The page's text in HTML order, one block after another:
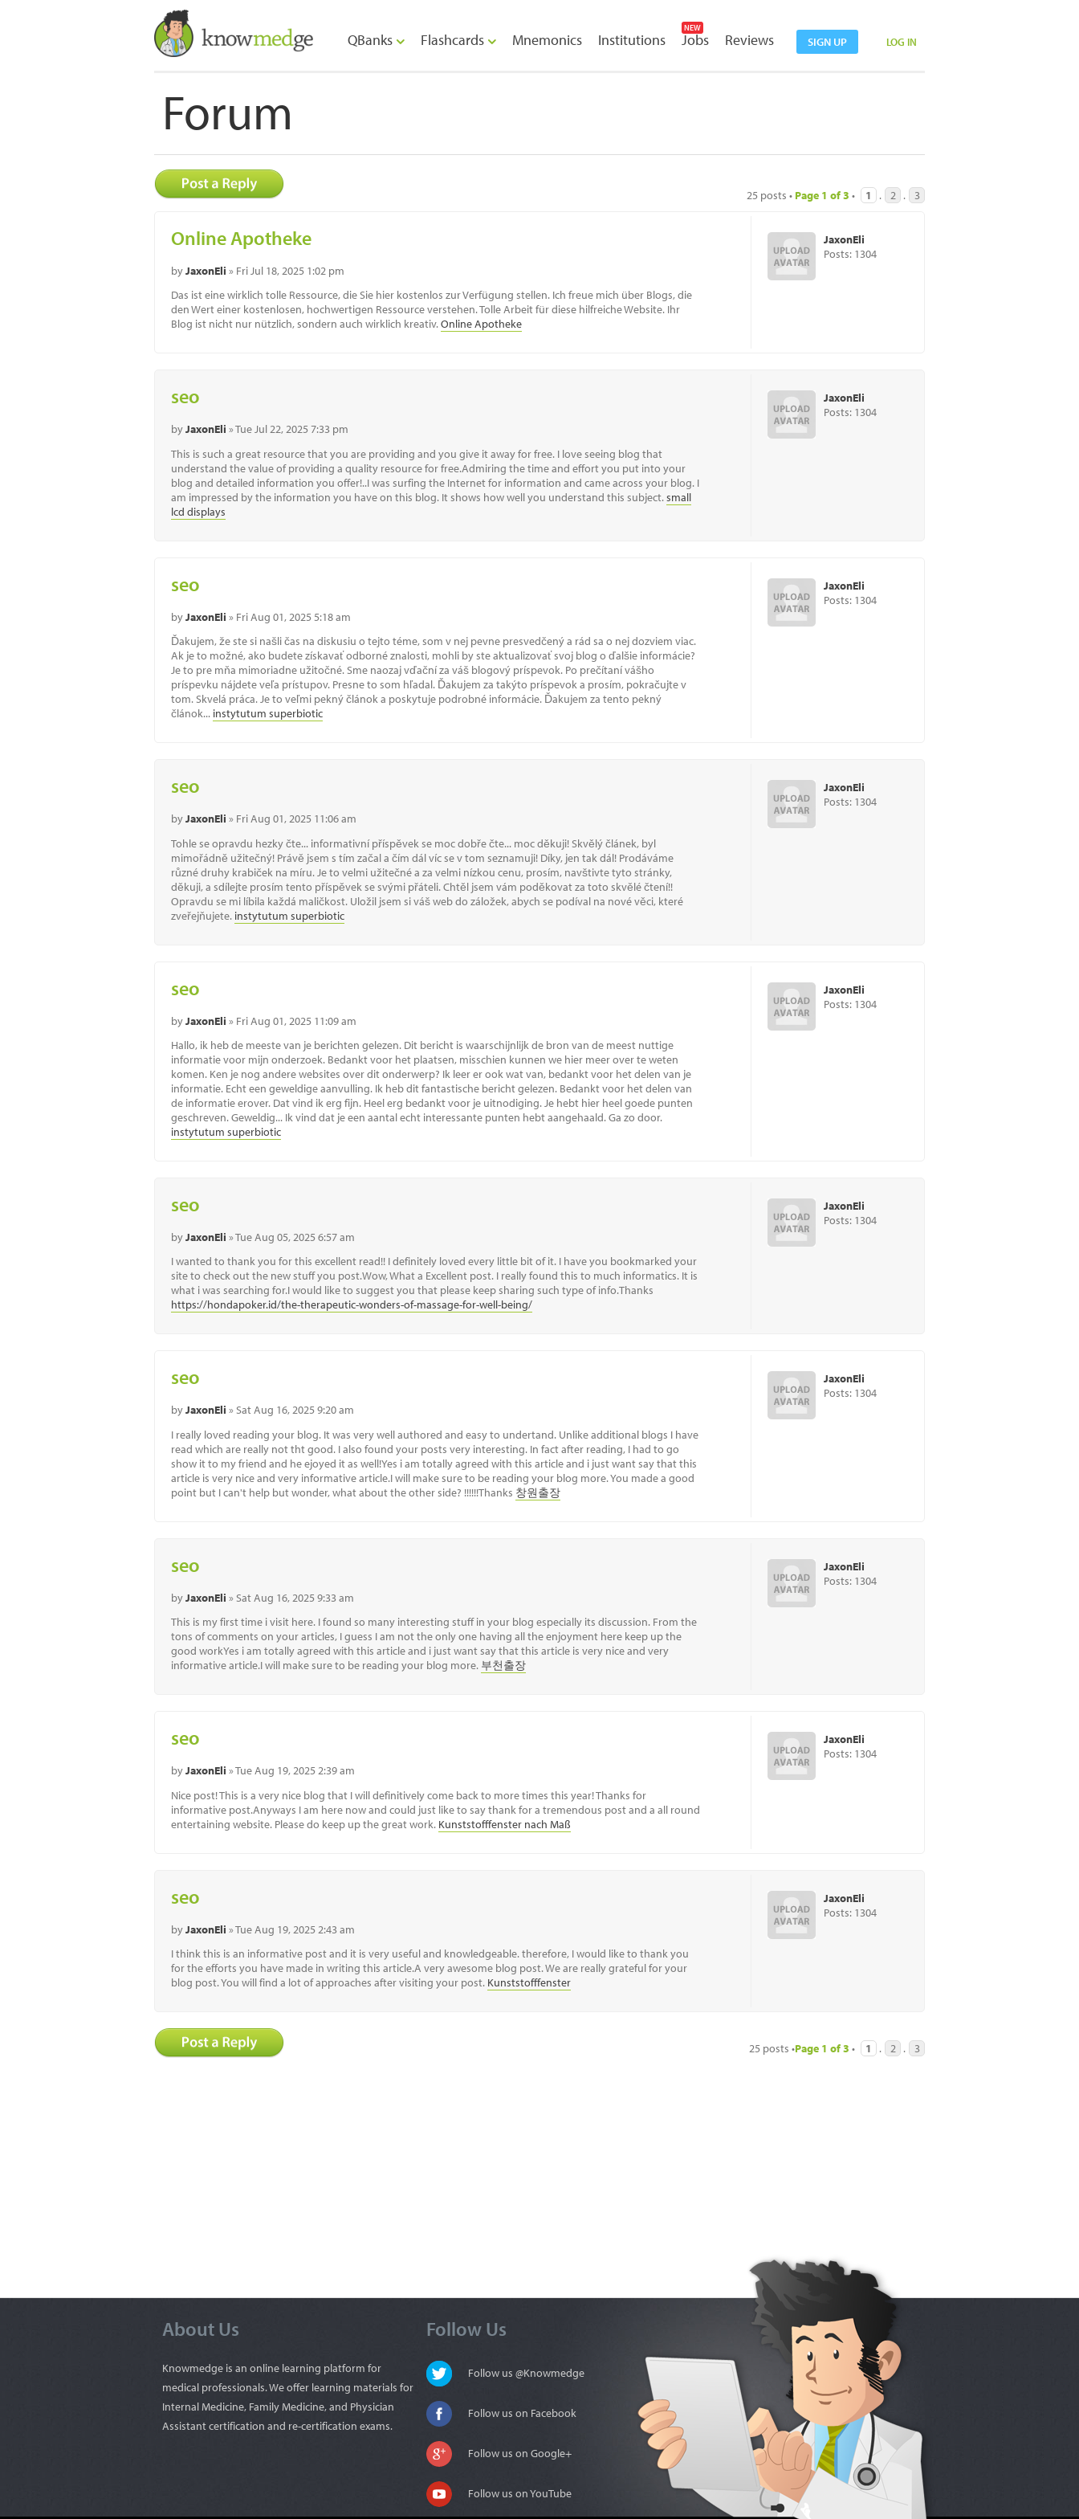
SIGN UP LOG IN
QBanks Flashcards Mnemonics Institutions
NEW
Jobs Reviews
Forum
25 posts • Page 1 of3 • 1 . 2 . 3
Online Apotheke
byJaxonEli » Fri Jul 18, 2025 1:02 pm
Das ist eine wirklich tolle Ressource, die Sie hier kostenlos zur Verfügung stellen. Ich freue mich über Blogs, die
den Wert einer kostenlosen, hochwertigen Ressource verstehen. Tolle Arbeit für diese hilfreiche Website. Ihr
Blog ist nicht nur nützlich, sondern auch wirklich kreativ.Online Apotheke
JaxonEli
Posts: 1304
seo
byJaxonEli » Tue Jul 22, 2025 7:33 pm
This is such a great resource that you are providing and you give it away for free. I love seeing blog that
understand the value of providing a quality resource for free.Admiring the time and effort you put into your
blog and detailed information you offer!..I was surfing the Internet for information and came across your blog. I
am impressed by the information you have on this blog. It shows how well you understand this subject.small
lcd displays
JaxonEli
Posts: 1304
seo
byJaxonEli » Fri Aug 01, 2025 5:18 am
Ďakujem, že ste si našli čas na diskusiu o tejto téme, som v nej pevne presvedčený a rád sa o nej dozviem viac.
Ak je to možné, ako budete získavať odborné znalosti, mohli by ste aktualizovať svoj blog o ďalšie informácie?
Je to pre mňa mimoriadne užitočné. Sme naozaj vďační za váš blogový príspevok. Po prečítaní vášho
príspevku nájdete veľa prístupov. Presne to som hľadal. Ďakujem za takýto príspevok a prosím, pokračujte v
tom. Skvelá práca. Je to veľmi pekný článok a poskytuje podrobné informácie. Ďakujem za tento pekný
článok... instytutum superbiotic
JaxonEli
Posts: 1304
seo
byJaxonEli » Fri Aug 01, 2025 11:06 am
Tohle se opravdu hezky čte... informativní příspěvek se moc dobře čte... moc děkuji! Skvělý článek, byl
mimořádně užitečný! Právě jsem s tím začal a čím dál víc se v tom seznamuji! Díky, jen tak dál! Prodáváme
různé druhy krabiček na míru. Je to velmi užitečné a za velmi nízkou cenu, prosím, navštivte tyto stránky,
děkuji, a sdílejte prosím tento příspěvek se svými přáteli. Chtěl jsem vám poděkovat za toto skvělé čtení!!
Opravdu se mi líbila každá maličkost. Uložil jsem si váš web do záložek, abych se podíval na nové věci, které
zveřejňujete. instytutum superbiotic
JaxonEli
Posts: 1304
seo
byJaxonEli » Fri Aug 01, 2025 11:09 am
Hallo, ik heb de meeste van je berichten gelezen. Dit bericht is waarschijnlijk de bron van de meest nuttige
informatie voor mijn onderzoek. Bedankt voor het plaatsen, misschien kunnen we hier meer over te weten
komen. Ken je nog andere websites over dit onderwerp? Ik leer er ook wat van, bedankt voor het delen van je
informatie. Echt een geweldige aanvulling. Ik heb dit fantastische bericht gelezen. Bedankt voor het delen van
de informatie erover. Dat vind ik erg fijn. Heel erg bedankt voor je uitnodiging. Je hebt hier heel goede punten
geschreven. Geweldig... Ik vind dat je een aantal echt interessante punten hebt aangehaald. Ga zo door.
instytutum superbiotic
JaxonEli
Posts: 1304
seo
byJaxonEli » Tue Aug 05, 2025 6:57 am
I wanted to thank you for this excellent read!! I definitely loved every little bit of it. I have you bookmarked your
site to check out the new stuff you post.Wow, What a Excellent post. I really found this to much informatics. It is
what i was searching for.I would like to suggest you that please keep sharing such type of info.Thanks
https://hondapoker.id/the-therapeutic-wonders-of-massage-for-well-being/
JaxonEli
Posts: 1304
seo
byJaxonEli » Sat Aug 16, 2025 9:20 am
I really loved reading your blog. It was very well authored and easy to undertand. Unlike additional blogs I have
read which are really not tht good. I also found your posts very interesting. In fact after reading, I had to go
show it to my friend and he ejoyed it as well!Yes i am totally agreed with this article and i just want say that this
article is very nice and very informative article.I will make sure to be reading your blog more. You made a good
point but I can't help but wonder, what about the other side? !!!!!!Thanks 창원출장
JaxonEli
Posts: 1304
seo
byJaxonEli » Sat Aug 16, 2025 9:33 am
This is my first time i visit here. I found so many interesting stuff in your blog especially its discussion. From the
tons of comments on your articles, I guess I am not the only one having all the enjoyment here keep up the
good workYes i am totally agreed with this article and i just want say that this article is very nice and very
informative article.I will make sure to be reading your blog more. 부천출장
JaxonEli
Posts: 1304
seo
byJaxonEli » Tue Aug 19, 2025 2:39 am
Nice post! This is a very nice blog that I will definitively come back to more times this year! Thanks for
informative post.Anyways I am here now and could just like to say thank for a tremendous post and a all round
entertaining website. Please do keep up the great work. Kunststofffenster nach Maß
JaxonEli
Posts: 1304
seo
byJaxonEli » Tue Aug 19, 2025 2:43 am
I think this is an informative post and it is very useful and knowledgeable. therefore, I would like to thank you
for the efforts you have made in writing this article.A very awesome blog post. We are really grateful for your
blog post. You will find a lot of approaches after visiting your post. Kunststofffenster
JaxonEli
Posts: 1304
25 posts •Page 1 of3 • 1 . 2 . 3
About Us
Knowmedge is an online learning platform for
medical professionals. We offer learning materials for
Internal Medicine, Family Medicine, and Physician
Assistant certification and re-certification exams.
Follow Us
Follow us @Knowmedge
Follow us on Facebook
Follow us on Google+
Follow us on YouTube